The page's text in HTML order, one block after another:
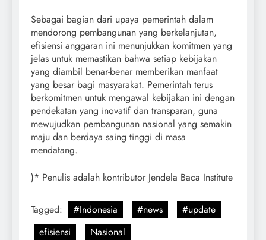
Sebagai bagian dari upaya pemerintah dalam
mendorong pembangunan yang berkelanjutan,
efisiensi anggaran ini menunjukkan komitmen yang
jelas untuk memastikan bahwa setiap kebijakan
yang diambil benar-benar memberikan manfaat
yang besar bagi masyarakat. Pemerintah terus
berkomitmen untuk mengawal kebijakan ini dengan
pendekatan yang inovatif dan transparan, guna
mewujudkan pembangunan nasional yang semakin
maju dan berdaya saing tinggi di masa
mendatang.
)* Penulis adalah kontributor Jendela Baca Institute
Tagged: #Indonesia #news
#update
efisiensi
Nasional